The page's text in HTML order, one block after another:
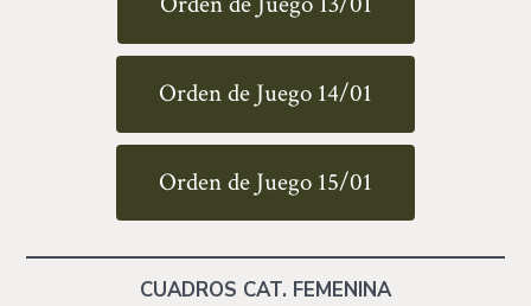
Orden de Juego 14/01
Orden de Juego 15/01
CUADROS CAT. FEMENINA